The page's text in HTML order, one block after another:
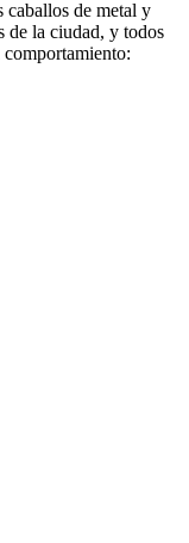
caballos de metal y
de la ciudad, y todos